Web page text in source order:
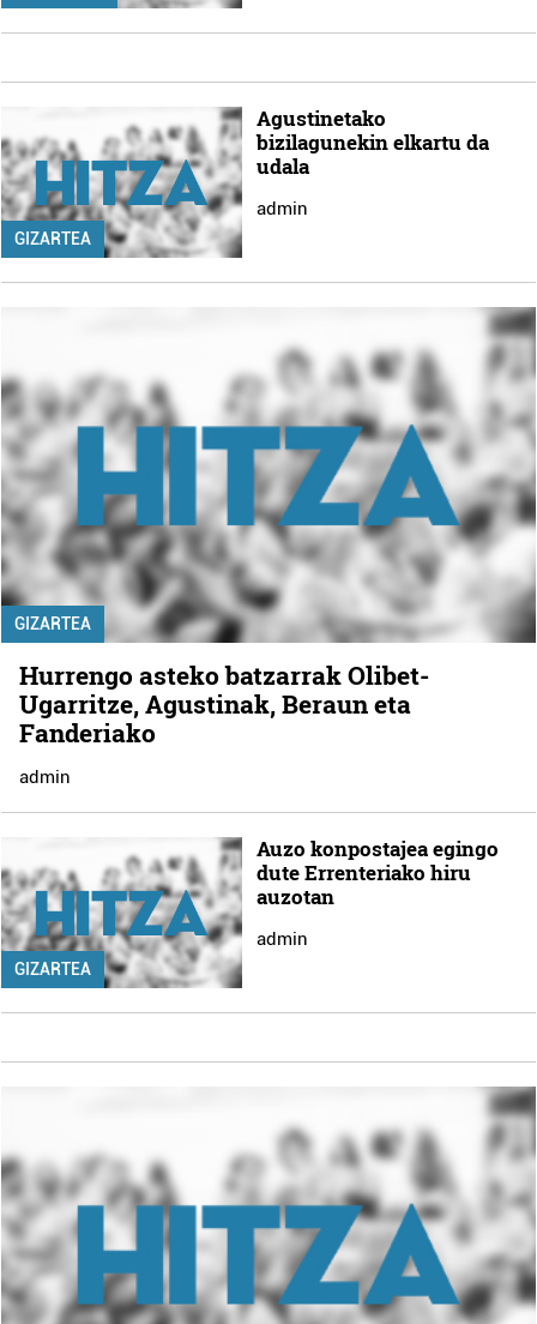
GIZARTEA
Agustinetako
bizilagunekin elkartu da
udala
admin
GIZARTEA
Hurrengo asteko batzarrak Olibet-
Ugarritze, Agustinak, Beraun eta
Fanderiako
admin
GIZARTEA
Auzo konpostajea egingo
dute Errenteriako hiru
auzotan
admin